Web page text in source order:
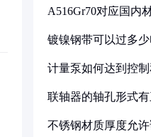
A516Gr70对应国内
镀镍钢带可以过多
计量泵如何达到控
联轴器的轴孔形式
不锈钢材质厚度允